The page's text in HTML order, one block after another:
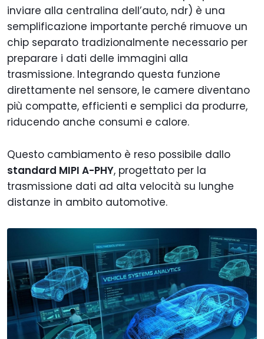
inviare alla centralina dell’auto, ndr) è una
semplificazione importante perché rimuove un
chip separato tradizionalmente necessario per
preparare i dati delle immagini alla
trasmissione. Integrando questa funzione
direttamente nel sensore, le camere diventano
più compatte, efficienti e semplici da produrre,
riducendo anche consumi e calore.
Questo cambiamento è reso possibile dallo
standard MIPI A-PHY, progettato per la
trasmissione dati ad alta velocità su lunghe
distanze in ambito automotive.